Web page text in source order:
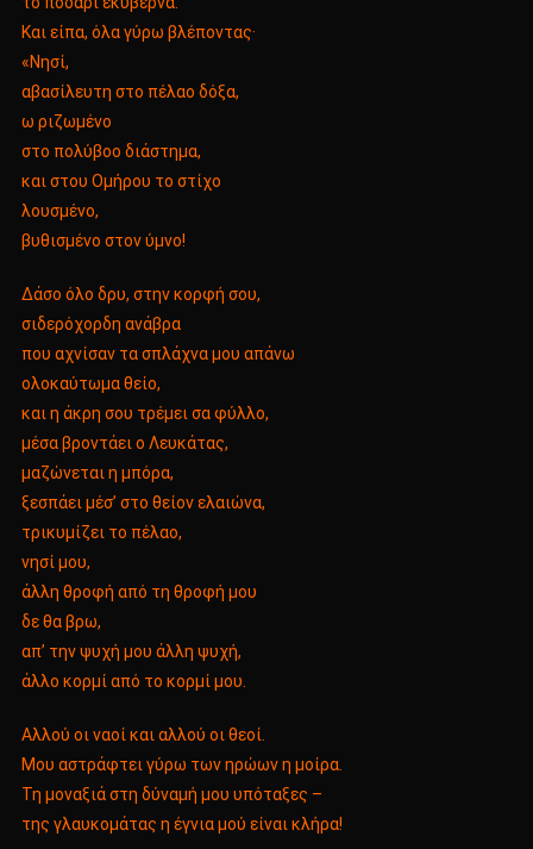
Και είπα, όλα γύρω βλέποντας·
«Nησί,
αβασίλευτη στο πέλαο δόξα,
ω ριζωμένο
στο πολύβοο διάστημα,
και στου Ομήρου το στίχο
λουσμένο,
βυθισμένο στον ύμνο!
Δάσο όλο δρυ, στην κορφή σου,
σιδερόχορδη ανάβρα
που αχνίσαν τα σπλάχνα μου απάνω
ολοκαύτωμα θείο,
και η άκρη σου τρέμει σα φύλλο,
μέσα βροντάει ο Λευκάτας,
μαζώνεται η μπόρα,
ξεσπάει μέσ’ στο θείον ελαιώνα,
τρικυμίζει το πέλαο,
νησί μου,
άλλη θροφή από τη θροφή μου
δε θα βρω,
απ’ την ψυχή μου άλλη ψυχή,
άλλο κορμί από το κορμί μου.
Αλλού οι ναοί και αλλού οι θεοί.
Μου αστράφτει γύρω των ηρώων η μοίρα.
Τη μοναξιά στη δύναμή μου υπόταξες –
της γλαυκομάτας η έγνια μού είναι κλήρα!